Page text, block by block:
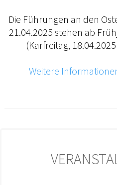
Die Führungen an den
21.04.2025 stehen ab
(Karfreitag,
Weitere